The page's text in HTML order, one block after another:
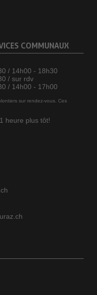
COMMUNAUX
/ 14h00 - 18h30
/ sur rdv
/ 14h00 - 17h00
sur rendez-vous. Ces
heure plus tôt!